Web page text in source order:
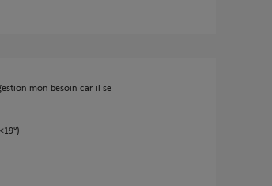
mon besoin car il se